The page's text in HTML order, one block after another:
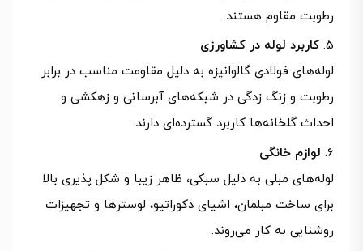
رطوبت مقاوم هستند.
کاربرد لوله در کشاورزی
لوله‌های فولادی گالوانیزه به دلیل مقاومت مناسب در برابر
رطوبت و زنگ زدگی در شبکه‌های آبرسانی و زهکشی و
احداث گلخانه‌ها کاربرد گسترده‌ای دارند.
لوازم خانگی
لوله‌های مبلی به دلیل سبکی، ظاهر زیبا و شکل پذیری بالا
برای ساخت مبلمان، اشیای دکوراتیو، لوسترها و تجهیزات
روشنایی به کار می‌روند.